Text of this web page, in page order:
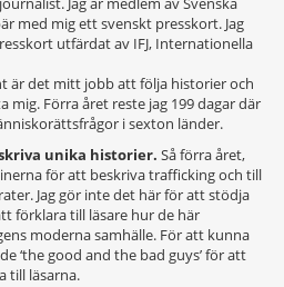
med mig ett svenskt presskort. Jag
utfärdat av IFJ, Internationella
är det mitt jobb att följa historier och
mig. Förra året reste jag 199 dagar där
i sexton länder.
unika historier. Så förra året,
för att beskriva trafficking och till
Jag gör inte det här för att stödja
förklara till läsare hur de här
moderna samhälle. För att kunna
‘the good and the bad guys’ för att
till läsarna.